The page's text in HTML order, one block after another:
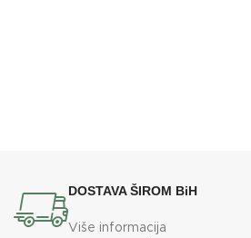
KAPACITET SPREMNIKA
DOSTAVA ŠIROM BiH
Više informacija